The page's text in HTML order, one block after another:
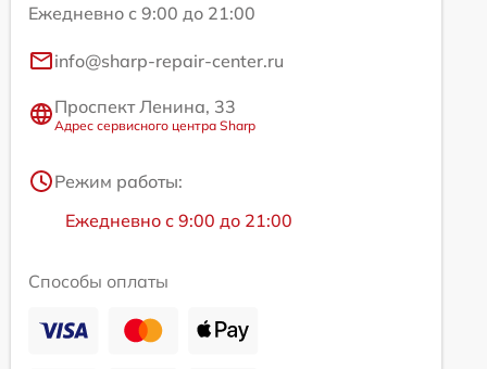
Ежедневно с 9:00 до 21:00
info@sharp-repair-center.ru
Проспект Ленина, 33
Адрес сервисного центра Sharp
Режим работы:
Ежедневно с 9:00 до 21:00
Способы оплаты